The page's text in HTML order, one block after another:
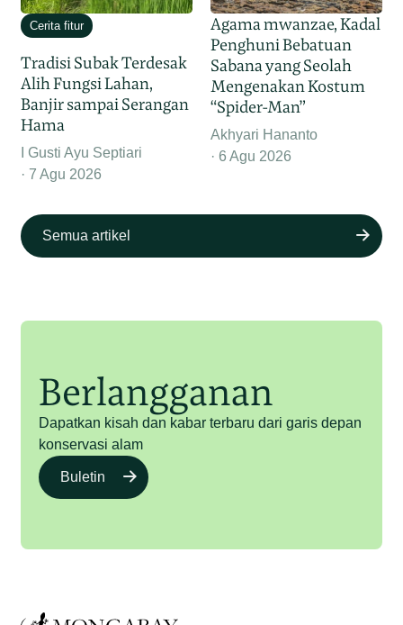
Cerita fitur
Tradisi Subak Terdesak
Alih Fungsi Lahan,
Banjir sampai Serangan
Hama
I Gusti Ayu Septiari
7 Agu 2026
Agama mwanzae, Kadal
Penghuni Bebatuan
Sabana yang Seolah
Mengenakan Kostum
“Spider-Man”
Akhyari Hananto
6 Agu 2026
Semua artikel
Berlangganan
Dapatkan kisah dan kabar terbaru dari garis depan
konservasi alam
Buletin